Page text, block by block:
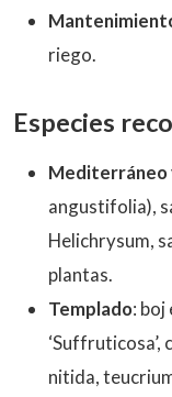
riego.
Especies
Mediterráneo
angustifolia),
Helichrysum,
plantas.
Templado: boj
nitida,